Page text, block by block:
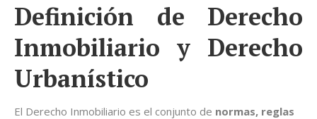
Definición de Derecho
Inmobiliario y Derecho
Urbanístico
El Derecho Inmobiliario es el conjunto de normas, reglas